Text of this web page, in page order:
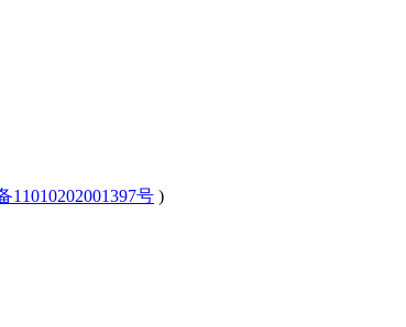
11010202001397号 )